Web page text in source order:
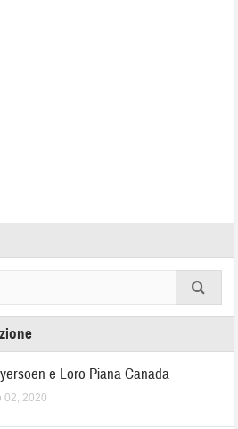
e Loro Piana Canada
02, 2020